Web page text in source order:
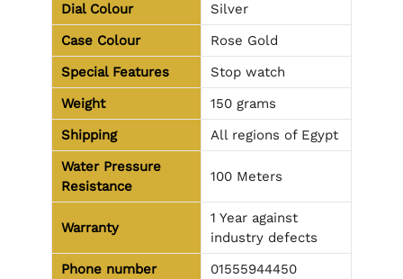
Dial Colour
Silver
Case Colour
Rose Gold
Special Features
Stop watch
Weight
150 grams
Shipping
All regions of Egypt
Water Pressure
Resistance
100 Meters
Warranty
1 Year against
industry defects
Phone number
01555944450